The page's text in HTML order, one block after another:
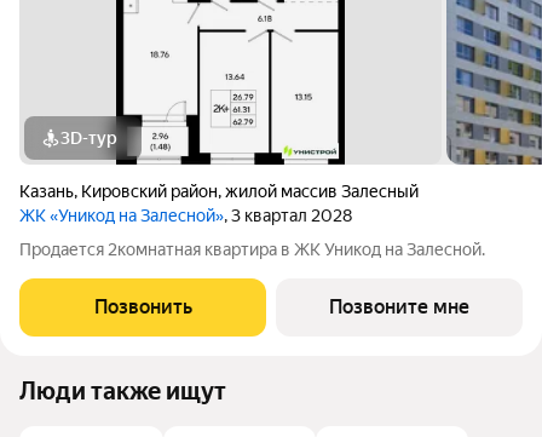
3D-тур
Казань, Кировский район,жилой массив Залесный
ЖК «Уникод на Залесной», 3 квартал 2028
Продается 2комнатная квартира в ЖК Уникод на Залесной.
Позвонить Позвоните мне
Люди также ищут